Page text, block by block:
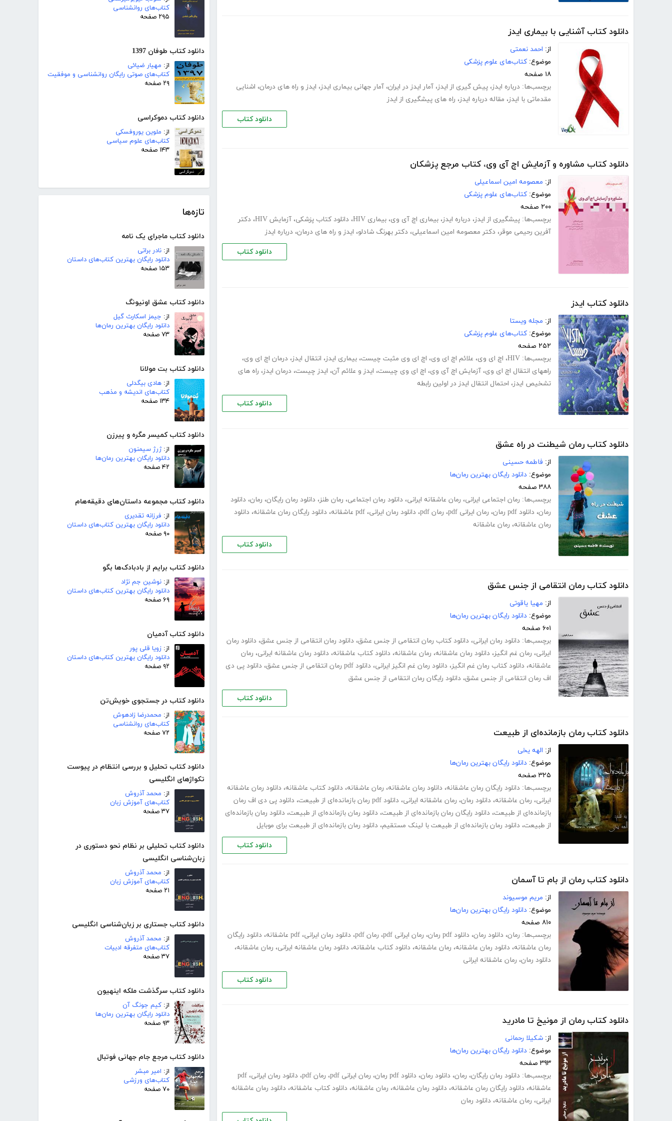
کتاب‌های روانشناسی
۲۹۵ صفحه
دانلود کتاب طوفان 1397
از: مهیار ضیائی
کتاب‌های صوتی رایگان روانشناسی و موفقیت
۲۹ صفحه
دانلود کتاب دموکراسی
از: ملوین یوروفسکی
کتاب‌های علوم سیاسی
۱۴۳ صفحه
تازه‌ها
دانلود کتاب ماجرای یک نامه
از: نادر براتی
دانلود رایگان بهترین کتاب‌های داستان
۱۵۳ صفحه
دانلود کتاب عشق اونیونگ
از: جیمز اسکارث گیل
دانلود رایگان بهترین رمان‌ها
۷۳ صفحه
دانلود کتاب بت مولانا
از: هادی بیگدلی
کتاب‌های اندیشه و مذهب
۱۳۴ صفحه
دانلود کتاب کمیسر مگره و پیرزن
از:ژرژ سیمنون
دانلود رایگان بهترین رمان‌ها
۴۲ صفحه
دانلود کتاب مجموعه داستان‌های دقیقه‌هام
از: فرزانه تقدیری
دانلود رایگان بهترین کتاب‌های داستان
۹۰ صفحه
دانلود کتاب برایم از بادبادک‌ها بگو
از: نوشین جم نژاد
دانلود رایگان بهترین کتاب‌های داستان
۶۹ صفحه
دانلود کتاب آدمیان
از: زویا قلی پور
دانلود رایگان بهترین کتاب‌های داستان
۹۲ صفحه
دانلود کتاب در جستجوی خویش‌تن
از: محمدرضا زادهوش
کتاب‌های روانشناسی
۷۲ صفحه
دانلود کتاب تحلیل و بررسی انتظام در پیوست
تکواژهای انگلیسی
از: محمد آذروش
کتاب‌های آموزش زبان
۳۷ صفحه
دانلود کتاب تحلیلی بر نظام نحو دستوری در
زبان‌شناسی انگلیسی
از: محمد آذروش
کتاب‌های آموزش زبان
۲۱ صفحه
دانلود کتاب جستاری بر زبان‌شناسی انگلیسی
از: محمد آذروش
کتاب‌های متفرقه ادبیات
۳۷ صفحه
دانلود کتاب سرگذشت ملکه اینهیون
از: کیم جونگ آن
دانلود رایگان بهترین رمان‌ها
۹۳ صفحه
دانلود کتاب مرجع جام جهانی فوتبال
از: امیر مبشر
کتاب‌های ورزشی
۷۰ صفحه
دانلود کتاب آشنایی با بیماری ایدز
از: احمد نعمتی
موضوع: کتاب‌های علوم پزشکی
۱۸ صفحه
برچسب‌ها: درباره ایدز، پیش گیری از ایدز، آمار ایدز در ایران، آمار جهانی بیماری ایدز، ایدز و راه های درمان، اشنایی
مقدماتی با ایدز، مقاله درباره ایدز، راه های پیشگیری از ایدز
دانلود کتاب
دانلود کتاب مشاوره و آزمایش اچ آی وی، کتاب مرجع پزشکان
از: معصومه امین اسماعیلی
موضوع: کتاب‌های علوم پزشکی
۲۰۰ صفحه
برچسب‌ها: پیشگیری از ایدز، درباره ایدز، بیماری اچ آی وی، بیماری HIV ، دانلود کتاب پزشکی، آزﻣﺎﯾﺶ HIV ، دکتر
آفرین رحیمی موقر، دکتر معصومه امین اسماعیلی، دکتر بهرنگ شادلو، ایدز و راه های درمان، درباره ایدز
دانلود کتاب
دانلود کتاب ایدز
از: مجله ویستا
موضوع: کتاب‌های علوم پزشکی
۲۵۲ صفحه
برچسب‌ها: HIV، اچ ای وی، علائم اچ ای وی، اچ ای وی مثبت چیست، بیماری ایدز، انتقال ایدز، درمان اچ ای وی،
راههای انتقال اچ ای وی، آزمایش اچ آی وی، اچ ای وی چیست، ایدز و علائم آن، ایدز چیست، درمان ایدز، راه های
تشخیص ایدز، احتمال انتقال ایدز در اولین رابطه
دانلود کتاب
دانلود کتاب رمان شیطنت در راه عشق
از: فاطمه حسینی
موضوع: دانلود رایگان بهترین رمان‌ها
۳۸۸ صفحه
برچسب‌ها: رمان اجتماعی ایرانی، رمان عاشقانه ایرانی، دانلود رمان اجتماعی، رمان طنز، دانلود رمان رایگان، رمان، دانلود
رمان، دانلود pdf رمان ، رمان ایرانی pdf ، رمان pdf ، دانلود رمان ایرانی، pdf عاشقانه ، دانلود رایگان رمان عاشقانه، دانلود
رمان عاشقانه، رمان عاشقانه
دانلود کتاب
دانلود کتاب رمان انتقامی از جنس عشق
از: مهیا یاقوتی
موضوع: دانلود رایگان بهترین رمان‌ها
۶۰۱ صفحه
برچسب‌ها: دانلود رمان ایرانی، دانلود کتاب رمان انتقامی از جنس عشق، دانلود رمان انتقامی از جنس عشق، دانلود رمان
ایرانی، رمان غم انگیز، دانلود رمان عاشقانه، رمان عاشقانه، دانلود کتاب عاشقانه، دانلود رمان عاشقانه ایرانی، رمان
عاشقانه، دانلود کتاب رمان غم انگیز، دانلود رمان غم انگیز ایرانی، دانلود pdf رمان انتقامی از جنس عشق ، دانلود پی دی
اف رمان انتقامی از جنس عشق، دانلود رایگان رمان انتقامی از جنس عشق
دانلود کتاب
دانلود کتاب رمان بازمانده‌ای از طبیعت
از: الهه یخی
موضوع: دانلود رایگان بهترین رمان‌ها
۳۲۵ صفحه
برچسب‌ها: دانلود رایگان رمان عاشقانه، دانلود رمان عاشقانه، رمان عاشقانه، دانلود کتاب عاشقانه، دانلود رمان عاشقانه
ایرانی، رمان عاشقانه، دانلود رمان، رمان عاشقانه ایرانی، دانلود pdf رمان بازمانده‌ای از طبیعت ، دانلود پی دی اف رمان
بازمانده‌ای از طبیعت، دانلود رایگان رمان بازمانده‌ای از طبیعت، دانلود رمان بازمانده‌ای از طبیعت، دانلود رمان بازمانده‌ای
از طبیعت، دانلود رمان بازمانده‌ای از طبیعت با لینک مستقیم، دانلود رمان بازمانده‌ای از طبیعت برای موبایل
دانلود کتاب
دانلود کتاب رمان از بام تا آسمان
از: مریم موسیوند
موضوع: دانلود رایگان بهترین رمان‌ها
۸۱۰ صفحه
برچسب‌ها: رمان، دانلود رمان، دانلود pdf رمان ، رمان ایرانی pdf ، رمان pdf ، دانلود رمان ایرانی، pdf عاشقانه ، دانلود رایگان
رمان عاشقانه، دانلود رمان عاشقانه، رمان عاشقانه، دانلود کتاب عاشقانه، دانلود رمان عاشقانه ایرانی، رمان عاشقانه،
دانلود رمان، رمان عاشقانه ایرانی
دانلود کتاب
دانلود کتاب رمان از مونیخ تا مادرید
از: شکیلا رحمانی
موضوع: دانلود رایگان بهترین رمان‌ها
۳۹۳ صفحه
برچسب‌ها: دانلود رمان رایگان، رمان، دانلود رمان، دانلود pdf رمان ، رمان ایرانی pdf ، رمان pdf ، دانلود رمان ایرانی، pdf
عاشقانه، دانلود رایگان رمان عاشقانه، دانلود رمان عاشقانه، رمان عاشقانه، دانلود کتاب عاشقانه، دانلود رمان عاشقانه
ایرانی، رمان عاشقانه، دانلود رمان